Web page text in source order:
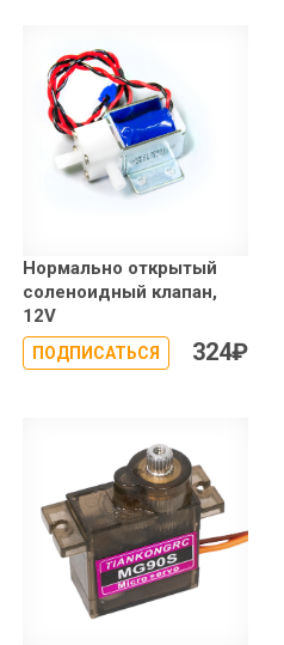
Нормально открытый
соленоидный клапан,
12V
ПОДПИСАТЬСЯ 324₽